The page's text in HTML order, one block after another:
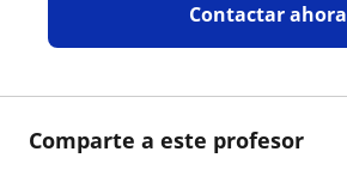
Comparte a este profesor
Contactar ahora